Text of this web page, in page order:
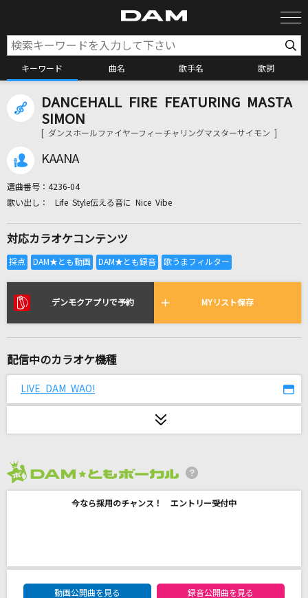
キーワード 曲名 歌手名 歌詞
カラオケ検索
カラオケリクエスト
リアルタイムで歌われている曲の一覧
アイラブユー
もってけ!セーラーふく
泉こなた・柊かがみ・柊つかさ・高良みゆき(平野綾・加藤英美里・福原
香織・遠藤綾)
[生音]千年の懸想文
WHITE BREATH
DANCEHALL FIRE FEATURING MASTA
SIMON
[ ダンスホールファイヤーフィーチャリングマスターサイモン ]
KAANA
選曲番号： 4236-04
Life Style伝える音に Nice Vibe
対応カラオケコンテンツ
デンモクアプリで予約 MYリスト保存
配信中のカラオケ機種
LIVE DAM WAO!
今なら採用のチャンス！ エントリー受付中
DAM★ともボーカルエントリーランキング
動画公開曲を見る
録音公開曲を見る